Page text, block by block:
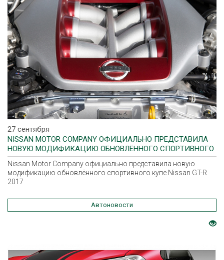
27 сентября
NISSAN MOTOR COMPANY ОФИЦИАЛЬНО ПРЕДСТАВИЛА
НОВУЮ МОДИФИКАЦИЮ ОБНОВЛЁННОГО СПОРТИВНОГО
КУПЕ NISSAN GT-R 2017
Nissan Motor Company официально представила новую
модификацию обновлённого спортивного купе Nissan GT-R
2017
Автоновости